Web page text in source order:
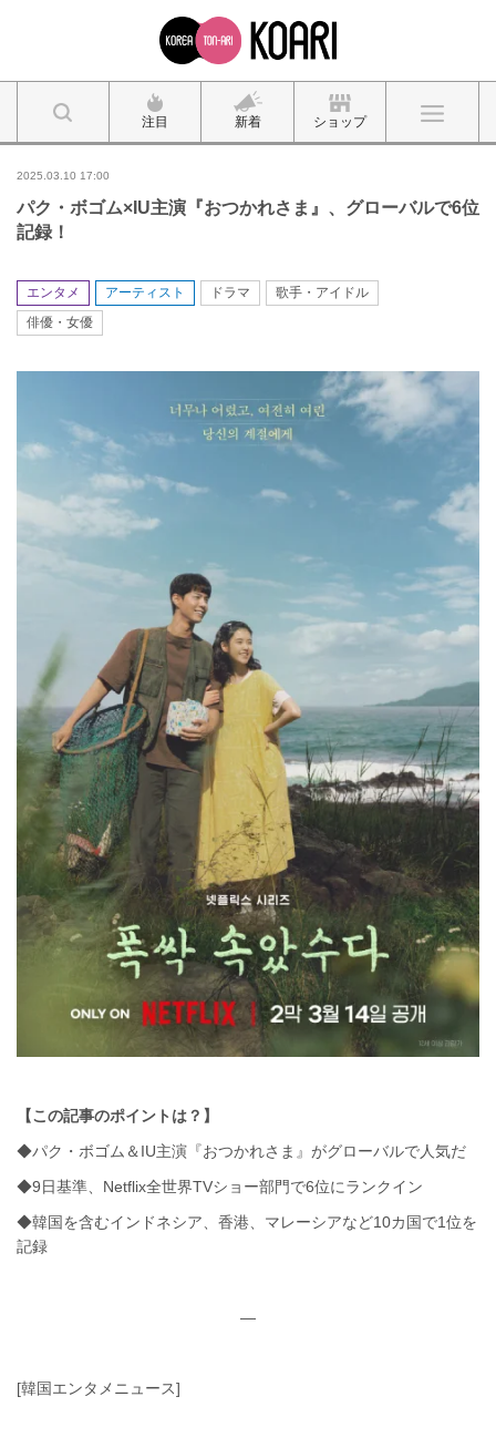
注目 新着 ショップ
2025.03.10 17:00
パク・ボゴム×IU主演『おつかれさま』、グローバルで6位
記録！
エンタメ アーティスト ドラマ
歌手・アイドル
俳優・女優
【この記事のポイントは？】
◆パク・ボゴム＆IU主演『おつかれさま』がグローバルで人気だ
◆9日基準、Netflix全世界TVショー部門で6位にランクイン
◆韓国を含むインドネシア、香港、マレーシアなど10カ国で1位を
記録
—
[韓国エンタメニュース]